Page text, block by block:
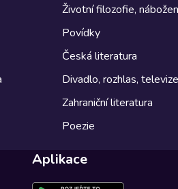
Životní filozofie,
Povídky
Česká literatura
Divadlo, rozhlas, televize
Zahraniční literatura
Poezie
Aplikace